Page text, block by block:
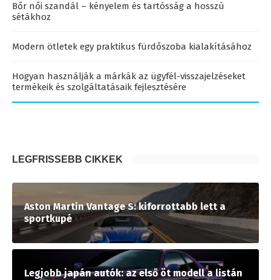
Bőr női szandál – kényelem és tartósság a hosszú
sétákhoz
Modern ötletek egy praktikus fürdőszoba kialakításához
Hogyan használják a márkák az ügyfél-visszajelzéseket
termékeik és szolgáltatásaik fejlesztésére
LEGFRISSEBB CIKKEK
Aston Martin Vantage S: kiforrottabb lett a
sportkupé
Legjobb japán autók: az első öt modell a listán